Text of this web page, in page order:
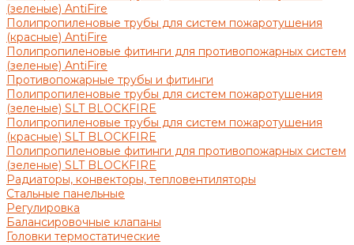
(зеленые) AntiFire
Полипропиленовые трубы для систем пожаротушения
(красные) AntiFire
Полипропиленовые фитинги для противопожарных систем
(зеленые) AntiFire
Противопожарные трубы и фитинги
Полипропиленовые трубы для систем пожаротушения
(зеленые) SLT BLOCKFIRE
Полипропиленовые трубы для систем пожаротушения
(красные) SLT BLOCKFIRE
Полипропиленовые фитинги для противопожарных систем
(зеленые) SLT BLOCKFIRE
Радиаторы, конвекторы, тепловентиляторы
Стальные панельные
Регулировка
Балансировочные клапаны
Головки термостатические